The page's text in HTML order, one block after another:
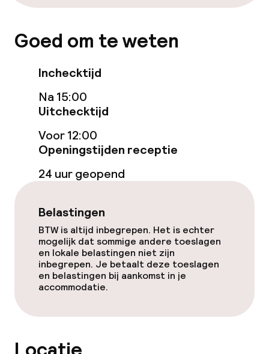
Tuin
Terras
TV lounge
Game-kamer
Eet- en drinkgelegenheden
Eet- en drinkdiensten
Ontbijtbuffet
Lunch à la carte
Diner à la carte
Goed om te weten
Inchecktijd
Na 15:00
Uitchecktijd
Voor 12:00
Openingstijden receptie
24 uur geopend
Belastingen
BTW is altijd inbegrepen. Het is echter
mogelijk dat sommige andere toeslagen
en lokale belastingen niet zijn
inbegrepen. Je betaalt deze toeslagen
en belastingen bij aankomst in je
accommodatie.